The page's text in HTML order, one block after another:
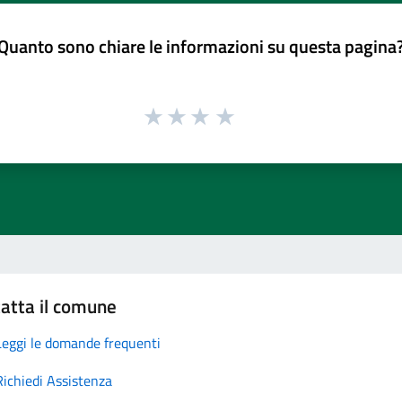
sono chiare le informazioni su questa
il comune
le domande frequenti
Assistenza